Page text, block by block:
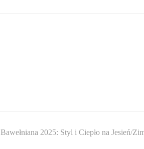
2025: Styl i Ciepło na Jesień/